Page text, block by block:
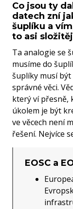
Co jsou ty
datech zní
šuplíku a
to asi
Ta analogie se
musíme do
šuplíky musí být
správné věci.
který ví přesně,
úkolem je být
ve věcech není
řešení. Nejvíce
EOSC a